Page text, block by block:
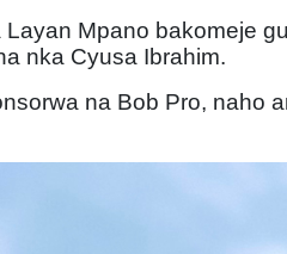
Mpano bakomeje
nka Cyusa Ibrahim.
na Bob Pro, naho